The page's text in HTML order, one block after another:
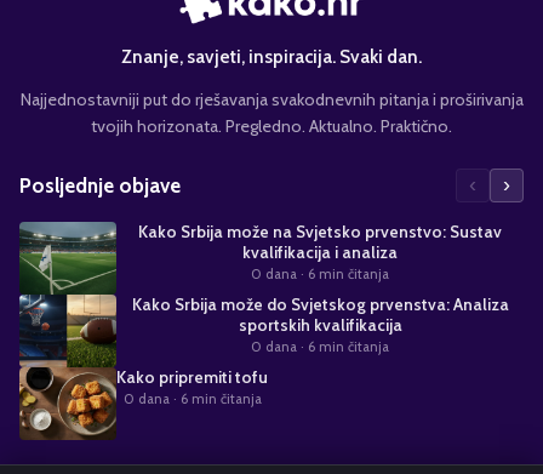
Znanje, savjeti, inspiracija. Svaki dan.
Najjednostavniji put do rješavanja svakodnevnih pitanja i proširivanja
tvojih horizonata. Pregledno. Aktualno. Praktično.
Posljednje objave ‹ ›
Kako Srbija može na Svjetsko prvenstvo: Sustav
kvalifikacija i analiza
0 dana · 6 min čitanja
Kako Srbija može do Svjetskog prvenstva: Analiza
sportskih kvalifikacija
0 dana · 6 min čitanja
Kako pripremiti tofu
0 dana · 6 min čitanja